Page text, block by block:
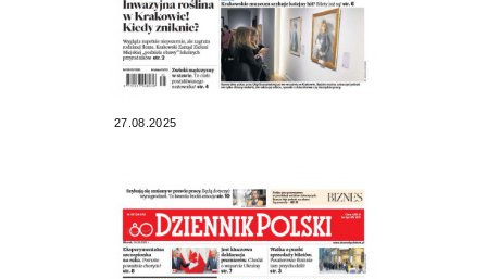
27.08.2025